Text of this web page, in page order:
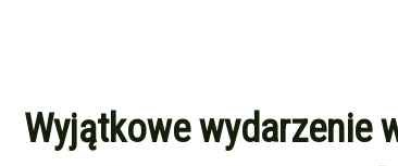
Wyjątkowe wydarzenie